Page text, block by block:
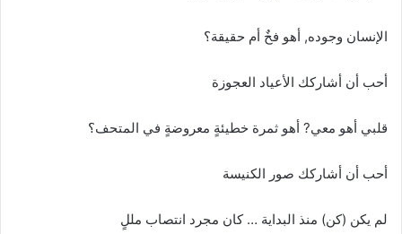
الإنسان وجوده, أهو فخٌ أم حقيقة؟
أحب أن أشاركك الأعياد العجوزة
قلبي أهو معي? أهو ثمرة خطيئةٍ معروضةٍ في المتحف؟
أحب أن أشاركك صور الكنيسة
لم يكن (كن) منذ البداية … كان مجرد انتصاب مللٍ